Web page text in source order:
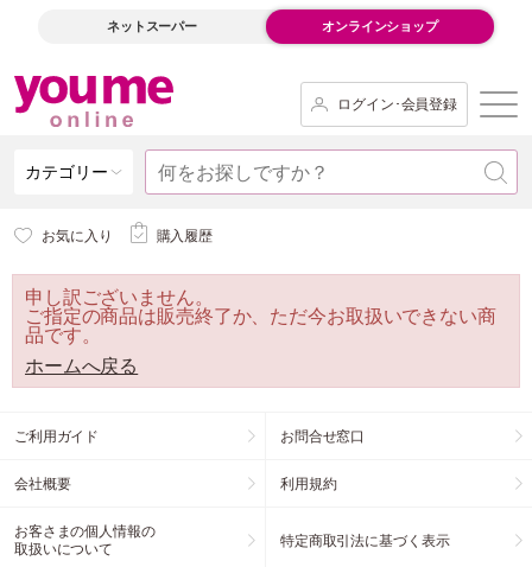
ネットスーパー オンラインショップ
ログイン･会員登録
カテゴリー
お気に入り 購入履歴
申し訳ございません。
ご指定の商品は販売終了か、ただ今お取扱いできない商
品です。
ホームへ戻る
ご利用ガイド お問合せ窓口
会社概要 利用規約
お客さまの個人情報の
取扱いについて
特定商取引法に基づく表示